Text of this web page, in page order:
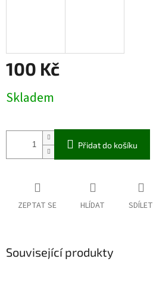
100 Kč
cena:
Skladem
Přidat do košíku
ZEPTAT SE HLÍDAT SDÍLET
Související produkty